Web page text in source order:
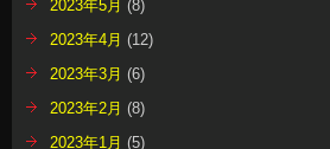
2023年5月 (8)
2023年4月 (12)
2023年3月 (6)
2023年2月 (8)
2023年1月 (5)